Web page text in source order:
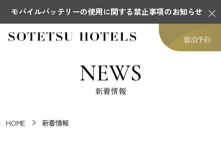
モバイルバッテリーの使用に関する禁止事項のお知らせ
宿泊予約
NEWS
新着情報
HOME 新着情報